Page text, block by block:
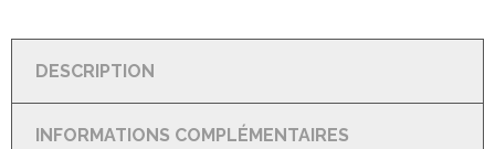
DESCRIPTION
INFORMATIONS COMPLÉMENTAIRES